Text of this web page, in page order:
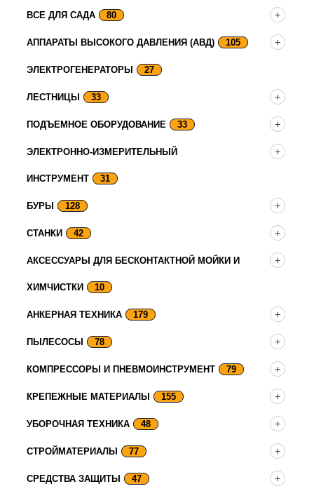
ВСЕ ДЛЯ САДА 80
АППАРАТЫ ВЫСОКОГО ДАВЛЕНИЯ (АВД) 105
ЭЛЕКТРОГЕНЕРАТОРЫ 27
ЛЕСТНИЦЫ 33
ПОДЪЕМНОЕ ОБОРУДОВАНИЕ 33
ЭЛЕКТРОННО-ИЗМЕРИТЕЛЬНЫЙ
ИНСТРУМЕНТ 31
БУРЫ 128
СТАНКИ 42
АКСЕССУАРЫ ДЛЯ БЕСКОНТАКТНОЙ МОЙКИ И
ХИМЧИСТКИ 10
АНКЕРНАЯ ТЕХНИКА 179
ПЫЛЕСОСЫ 78
КОМПРЕССОРЫ И ПНЕВМОИНСТРУМЕНТ 79
КРЕПЕЖНЫЕ МАТЕРИАЛЫ 155
УБОРОЧНАЯ ТЕХНИКА 48
СТРОЙМАТЕРИАЛЫ 77
СРЕДСТВА ЗАЩИТЫ 47